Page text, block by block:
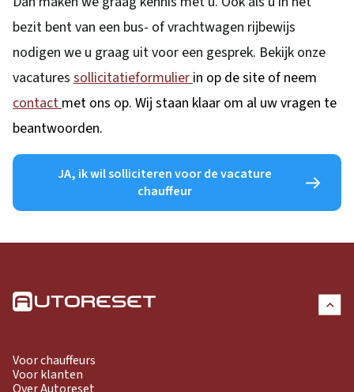
bezit bent van een bus- of vrachtwagen rijbewijs
nodigen we u graag uit voor een gesprek. Bekijk onze
vacatures sollicitatieformulier in op de site of neem
contact met ons op. Wij staan klaar om al uw vragen te
beantwoorden.
JA, ik wil solliciteren voor de vacature
chauffeur
Voor chauffeurs
Voor klanten